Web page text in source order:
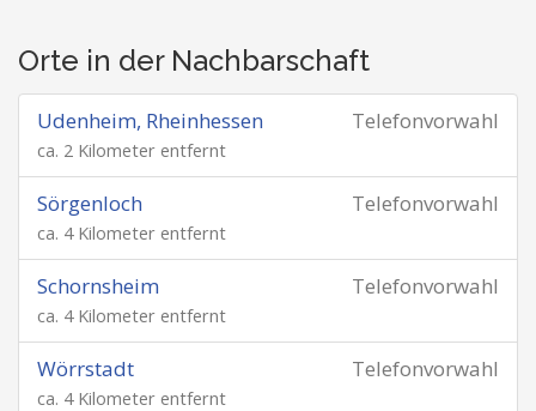
Orte in der Nachbarschaft
Telefonvorwahl
Udenheim, Rheinhessen
ca. 2 Kilometer entfernt
Telefonvorwahl
Sörgenloch
ca. 4 Kilometer entfernt
Telefonvorwahl
Schornsheim
ca. 4 Kilometer entfernt
Telefonvorwahl
Wörrstadt
ca. 4 Kilometer entfernt